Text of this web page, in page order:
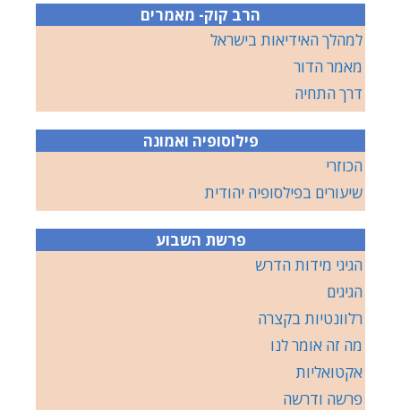
הרב קוק- מאמרים
למהלך האידיאות בישראל
מאמר הדור
דרך התחיה
פילוסופיה ואמונה
הכוזרי
שיעורים בפילסופיה יהודית
פרשת השבוע
הגיגי מידות הדרש
הגיגים
רלוונטיות בקצרה
מה זה אומר לנו
אקטואליות
פרשה ודרשה